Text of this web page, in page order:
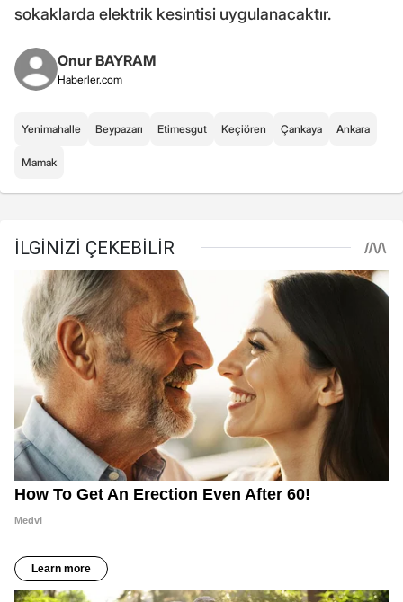
sokaklarda elektrik kesintisi uygulanacaktır.
Onur BAYRAM
Haberler.com
Yenimahalle Beypazarı Etimesgut Keçiören Çankaya Ankara
Mamak